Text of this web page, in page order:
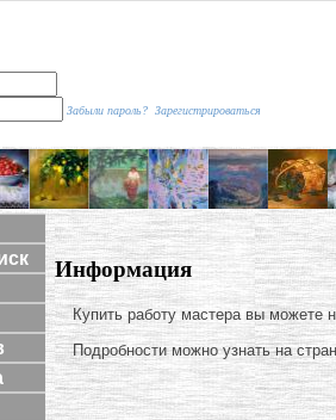
Забыли пароль? Зарегистрироваться
Информация
Купить работу мастера вы можете
Подробности можно узнать на